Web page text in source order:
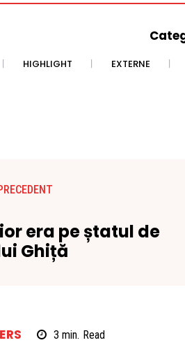
HIGHLIGHT EXTERNE
era pe ștatul de
Ghiță